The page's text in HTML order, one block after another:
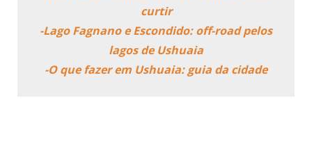
curtir
-Lago Fagnano e Escondido: off-road pelos
lagos de Ushuaia
-O que fazer em Ushuaia: guia da cidade